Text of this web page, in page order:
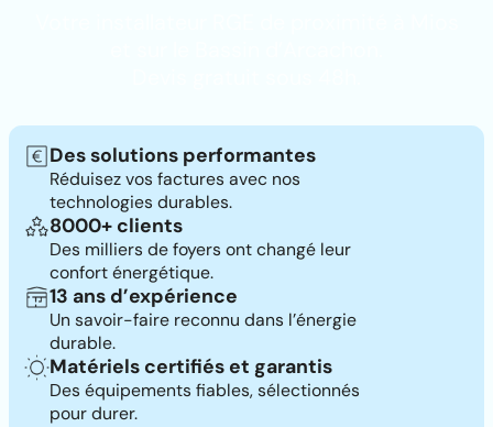
Des solutions performantes
Réduisez vos factures avec nos
technologies durables.
8000+ clients
Des milliers de foyers ont changé leur
confort énergétique.
13 ans d’expérience
Un savoir-faire reconnu dans l’énergie
durable.
Matériels certifiés et garantis
Des équipements fiables, sélectionnés
pour durer.